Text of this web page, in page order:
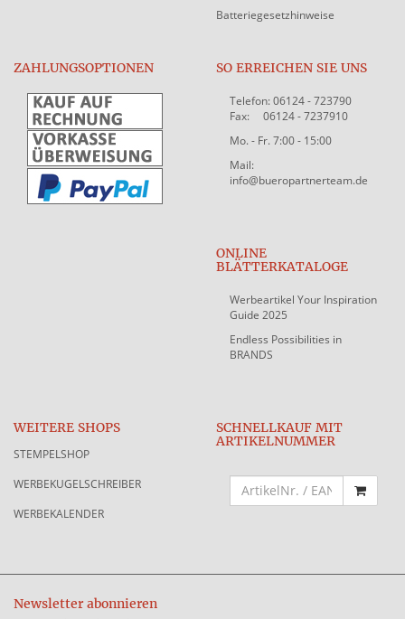
Batteriegesetzhinweise
ZAHLUNGSOPTIONEN SO ERREICHEN SIE UNS
Telefon: 06124 - 723790
Fax: 06124 - 7237910
Mo. - Fr. 7:00 - 15:00
Mail:
info@bueropartnerteam.de
ONLINE
BLÄTTERKATALOGE
Werbeartikel Your Inspiration
Guide 2025
Endless Possibilities in
BRANDS
WEITERE SHOPS
STEMPELSHOP
WERBEKUGELSCHREIBER
WERBEKALENDER
SCHNELLKAUF MIT
ARTIKELNUMMER
Newsletter abonnieren